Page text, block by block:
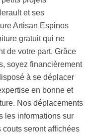
et ses
Artisan Espinos
gratuit qui ne
de votre part. Grâce
soyez financièrement
à se déplacer
en bonne et
Nos déplacements
les informations sur
seront affichées